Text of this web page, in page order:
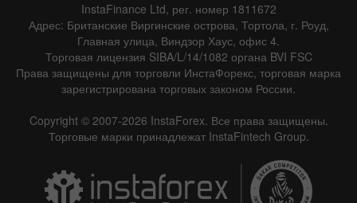
InstaFinance Ltd, рег. номер 1811672
Адрес: Британские Виргинские острова, Тортола, г. Роуд,
Главная улица, Виндзор Хаус, офис 4.
Торговая лицензия SIBA/L/14/1082 органа BVI FSC
Права защищены для торговли ИнстаФорекс, торговая марка
зарегистрирована торговых законом России.
Copyright © 2007-2026 InstaForex. Все права защищены.
Торговые марки принадлежат InstaFintech Group.